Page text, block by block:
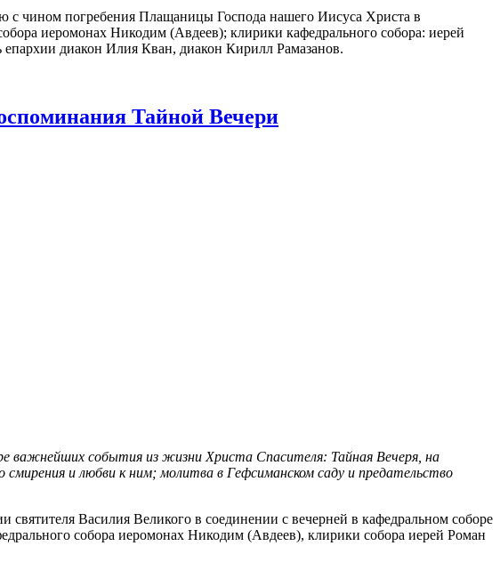
чином погребения Плащаницы Господа нашего Иисуса Христа в
иеромонах Никодим (Авдеев); клирики кафедрального собора: иерей
диакон Илия Кван, диакон Кирилл Рамазанов.
Тайной Вечери
важнейших события из жизни Христа Спасителя: Тайная Вечеря, на
смирения и любви к ним; молитва в Гефсиманском саду и предательство
Василия Великого в соединении с вечерней в кафедральном соборе
собора иеромонах Никодим (Авдеев), клирики собора иерей Роман